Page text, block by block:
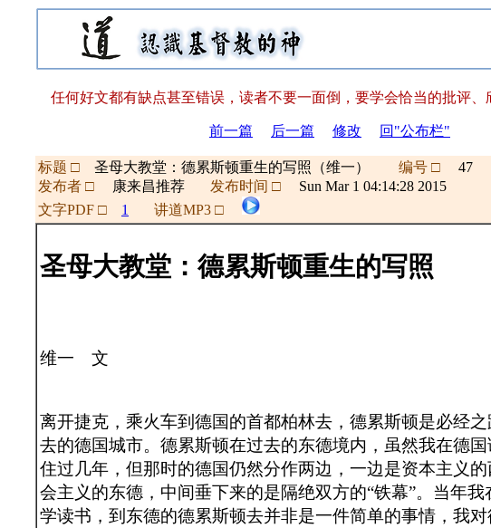
任何好文都有缺点甚至错误，读者不要一面倒，要学会恰当的批评、
前一篇 后一篇 修改 回"公布栏"
标题 □ 圣母大教堂：德累斯顿重生的写照（维一） 编号 □
47
发布者 □
康来昌推荐 发布时间 □
Sun Mar 1 04:14:28 2015
文字PDF □ 1 讲道MP3 □
圣母大教堂：德累斯顿重生的写照
维一 文
离开捷克，乘火车到德国的首都柏林去，德累斯顿是必经
去的德国城市。德累斯顿在过去的东德境内，虽然我在德
住过几年，但那时的德国仍然分作两边，一边是资本主义
会主义的东德，中间垂下来的是隔绝双方的“铁幕”。当年我
学读书，到东德的德累斯顿去并非是一件简单的事情，我